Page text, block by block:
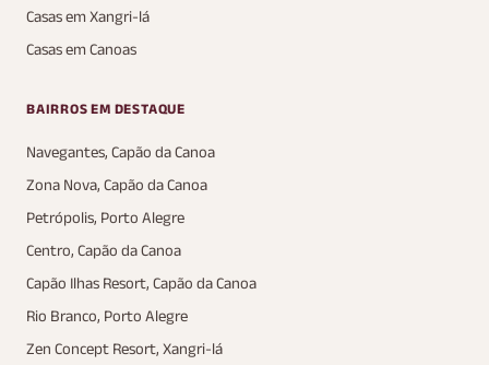
Casas em Xangri-lá
Casas em Canoas
BAIRROS EM DESTAQUE
Navegantes, Capão da Canoa
Zona Nova, Capão da Canoa
Petrópolis, Porto Alegre
Centro, Capão da Canoa
Capão Ilhas Resort, Capão da Canoa
Rio Branco, Porto Alegre
Zen Concept Resort, Xangri-lá